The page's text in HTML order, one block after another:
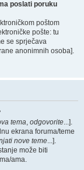
poslati poruku
poštom
pošte: tu
se sprječava
anonimnih osoba].
tema, odgovorite...].
ekrana foruma/teme
nove teme...].
može biti
ama.